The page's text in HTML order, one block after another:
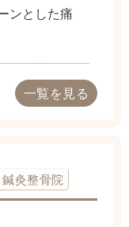
ンとした痛
一覧を見る
灸整骨院